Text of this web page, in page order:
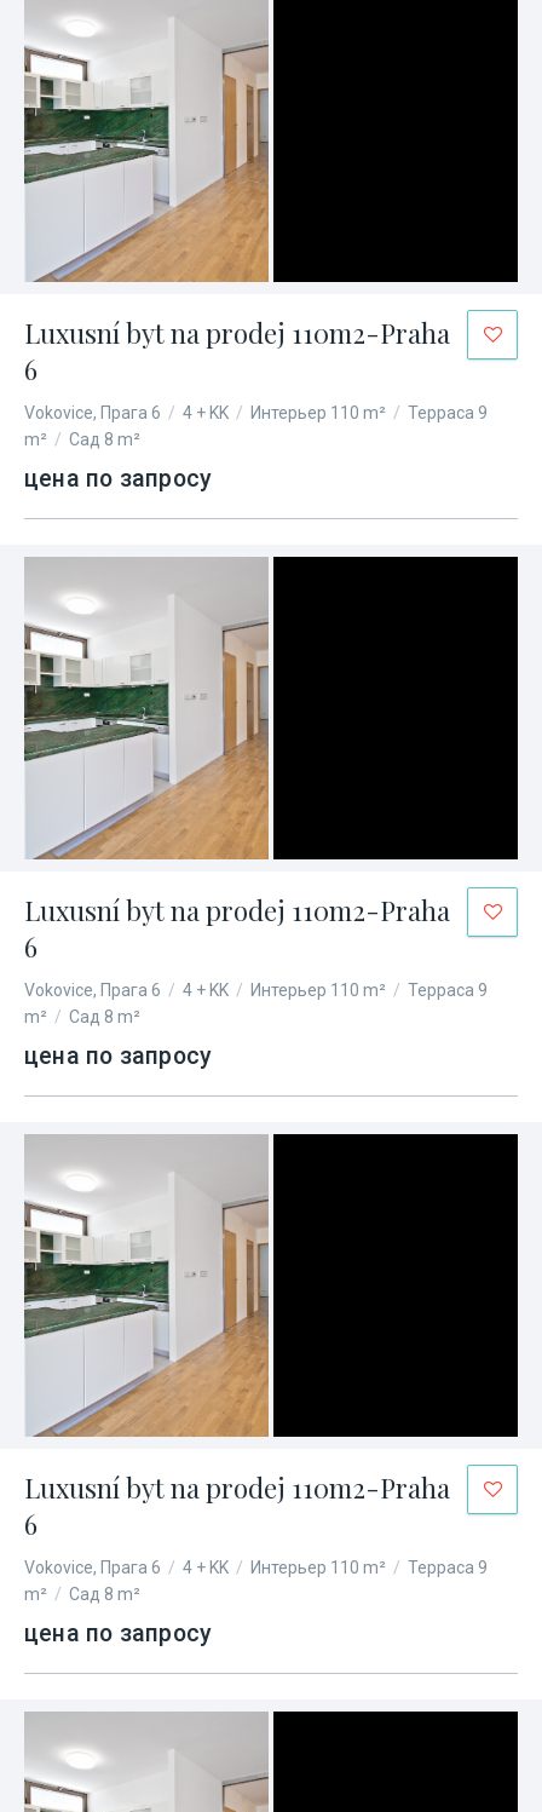
Luxusní byt na prodej 110m2-Praha
6
Vokovice, Прага 6 / 4 + KK / Интерьер 110 m² / Терраса 9
m² / Сад 8 m²
цена по запросу
Luxusní byt na prodej 110m2-Praha
6
Vokovice, Прага 6 / 4 + KK / Интерьер 110 m² / Терраса 9
m² / Сад 8 m²
цена по запросу
Luxusní byt na prodej 110m2-Praha
6
Vokovice, Прага 6 / 4 + KK / Интерьер 110 m² / Терраса 9
m² / Сад 8 m²
цена по запросу